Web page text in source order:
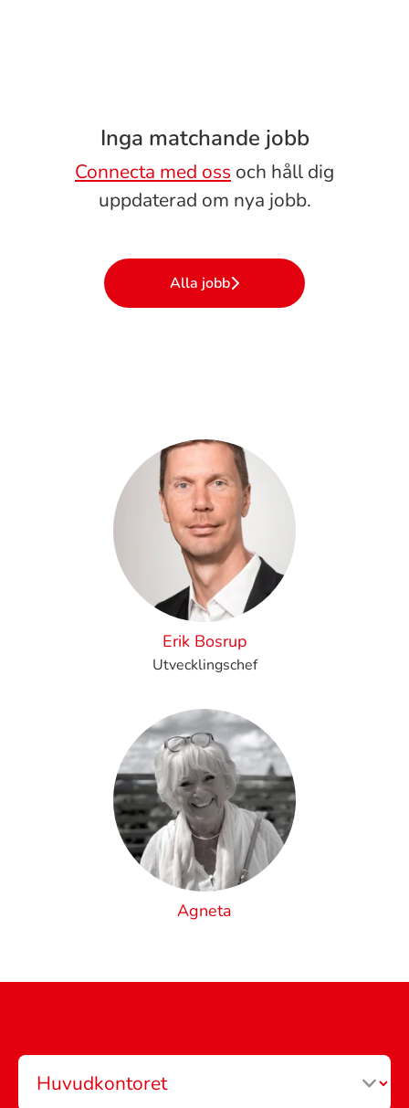
Inga matchande jobb
Connecta med oss och håll dig
uppdaterad om nya jobb.
Alla jobb
Erik Bosrup
Utvecklingschef
Agneta